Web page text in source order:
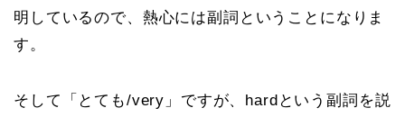
明しているので、熱心には副詞ということになりま
す。
そして「とても/very」ですが、hardという副詞を説